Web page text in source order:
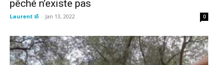
pêché n’existe pas
Laurent ॐ - Jan 13, 2022 0